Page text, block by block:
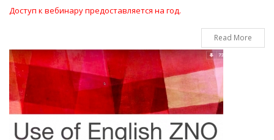
Доступ к вебинару предоставляется на год.
Read More